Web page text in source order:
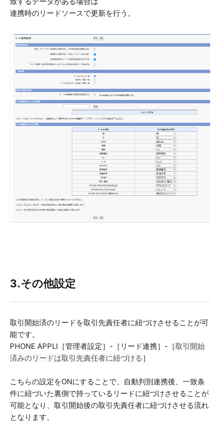
連携時のリードソースで更新を行う。
3.その他設定
取引開始済のリードを取引先責任者に紐づけさせることが可
能です。
PHONE APPLI［管理者設定］-［リード連携］-［取引開始
済みのリードは取引先責任者に紐づける ］
こちらの設定をONにすることで、自動判別連携後、一致条
件に紐づいた裏側で持っているリードに紐づけさせることが
可能となり、取引開始後の取引先責任者に紐づけさせる流れ
となります。